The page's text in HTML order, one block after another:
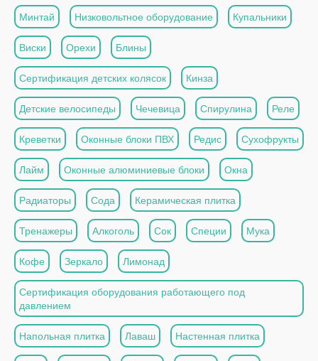
Минтай Низковольтное оборудование Купальники
Виски Орехи Блины
Сертификация детских колясок Кинза
Детские велосипеды Чечевица Спирулина Реле
Креветки Оконные блоки ПВХ Редис Сухофрукты
Лайм Оконные алюминиевые блоки Окна
Радиаторы Сода Керамическая плитка
Тренажеры Алкоголь Сок Специи Мука
Кофе Зеркало Лимонад
Сертификация оборудования работающего под
давлением
Напольная плитка Лаваш Настенная плитка